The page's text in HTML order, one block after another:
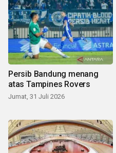
Persib Bandung menang
atas Tampines Rovers
Jumat, 31 Juli 2026